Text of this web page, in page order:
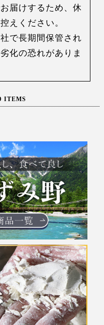
届けするため、休
えください。
で長期間保管され
化の恐れがありま
ITEMS